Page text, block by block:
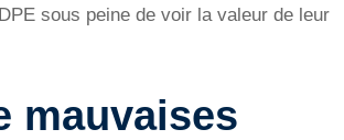
sous peine de voir la valeur de leur
mauvaises